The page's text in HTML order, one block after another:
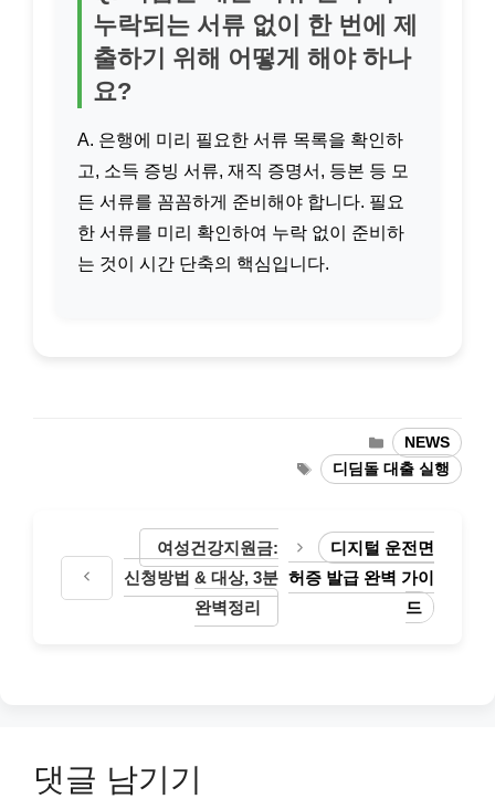
누락되는 서류 없이 한 번에 제
출하기 위해 어떻게 해야 하나
요?
A. 은행에 미리 필요한 서류 목록을 확인하
고, 소득 증빙 서류, 재직 증명서, 등본 등 모
든 서류를 꼼꼼하게 준비해야 합니다. 필요
한 서류를 미리 확인하여 누락 없이 준비하
는 것이 시간 단축의 핵심입니다.
카
테
고
NEWS
태
그
디딤돌 대출 실행
여성건강지원금:
신청방법 & 대상, 3분
완벽정리
디지털 운전면
허증 발급 완벽 가이
드
댓글 남기기